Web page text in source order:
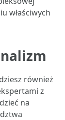
właściwych
również
z
na